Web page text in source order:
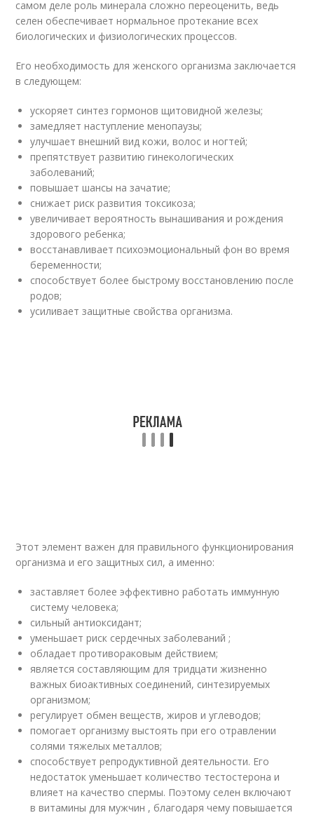
самом деле роль минерала сложно переоценить, ведь
селен обеспечивает нормальное протекание всех
биологических и физиологических процессов.
Его необходимость для женского организма заключается
в следующем:
ускоряет синтез гормонов щитовидной железы;
замедляет наступление менопаузы;
улучшает внешний вид кожи, волос и ногтей;
препятствует развитию гинекологических
заболеваний;
повышает шансы на зачатие;
снижает риск развития токсикоза;
увеличивает вероятность вынашивания и рождения
здорового ребенка;
восстанавливает психоэмоциональный фон во время
беременности;
способствует более быстрому восстановлению после
родов;
усиливает защитные свойства организма.
Этот элемент важен для правильного функционирования
организма и его защитных сил, а именно:
заставляет более эффективно работать иммунную
систему человека;
сильный антиоксидант;
уменьшает риск сердечных заболеваний ;
обладает противораковым действием;
является составляющим для тридцати жизненно
важных биоактивных соединений, синтезируемых
организмом;
регулирует обмен веществ, жиров и углеводов;
помогает организму выстоять при его отравлении
солями тяжелых металлов;
способствует репродуктивной деятельности. Его
недостаток уменьшает количество тестостерона и
влияет на качество спермы. Поэтому селен включают
в витамины для мужчин , благодаря чему повышается